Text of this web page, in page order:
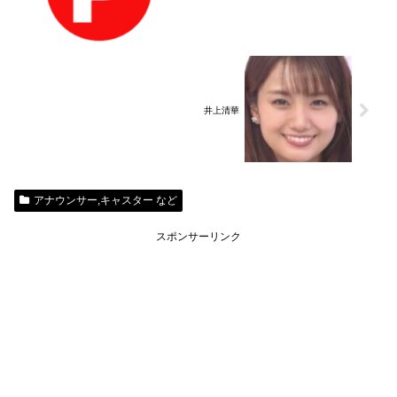
井上清華
アナウンサー,キャスター など
スポンサーリンク